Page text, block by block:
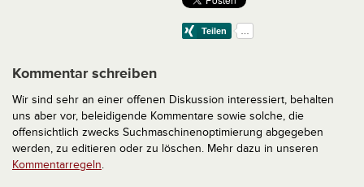
Kommentar schreiben
Wir sind sehr an einer offenen Diskussion interessiert, behalten
uns aber vor, beleidigende Kommentare sowie solche, die
offensichtlich zwecks Suchmaschinenoptimierung abgegeben
werden, zu editieren oder zu löschen. Mehr dazu in unseren
Kommentarregeln.